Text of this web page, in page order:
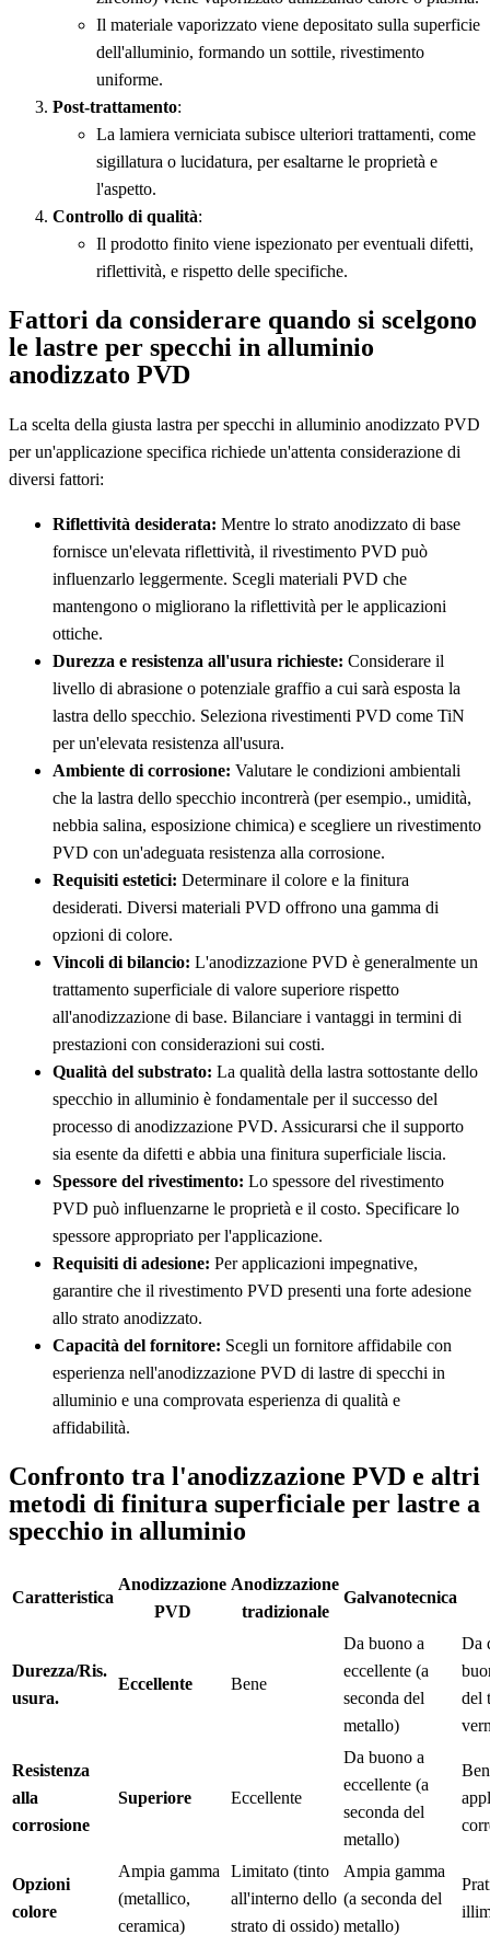
Il materiale vaporizzato viene depositato sulla superficie
dell'alluminio, formando un sottile, rivestimento
uniforme.
Post-trattamento:
La lamiera verniciata subisce ulteriori trattamenti, come
sigillatura o lucidatura, per esaltarne le proprietà e
l'aspetto.
Controllo di qualità:
Il prodotto finito viene ispezionato per eventuali difetti,
riflettività, e rispetto delle specifiche.
Fattori da considerare quando si scelgono
le lastre per specchi in alluminio
anodizzato PVD
La scelta della giusta lastra per specchi in alluminio anodizzato PVD
per un'applicazione specifica richiede un'attenta considerazione di
diversi fattori:
Riflettività desiderata: Mentre lo strato anodizzato di base
fornisce un'elevata riflettività, il rivestimento PVD può
influenzarlo leggermente. Scegli materiali PVD che
mantengono o migliorano la riflettività per le applicazioni
ottiche.
Durezza e resistenza all'usura richieste: Considerare il
livello di abrasione o potenziale graffio a cui sarà esposta la
lastra dello specchio. Seleziona rivestimenti PVD come TiN
per un'elevata resistenza all'usura.
Ambiente di corrosione: Valutare le condizioni ambientali
che la lastra dello specchio incontrerà (per esempio., umidità,
nebbia salina, esposizione chimica) e scegliere un rivestimento
PVD con un'adeguata resistenza alla corrosione.
Requisiti estetici: Determinare il colore e la finitura
desiderati. Diversi materiali PVD offrono una gamma di
opzioni di colore.
Vincoli di bilancio: L'anodizzazione PVD è generalmente un
trattamento superficiale di valore superiore rispetto
all'anodizzazione di base. Bilanciare i vantaggi in termini di
prestazioni con considerazioni sui costi.
Qualità del substrato: La qualità della lastra sottostante dello
specchio in alluminio è fondamentale per il successo del
processo di anodizzazione PVD. Assicurarsi che il supporto
sia esente da difetti e abbia una finitura superficiale liscia.
Spessore del rivestimento: Lo spessore del rivestimento
PVD può influenzarne le proprietà e il costo. Specificare lo
spessore appropriato per l'applicazione.
Requisiti di adesione: Per applicazioni impegnative,
garantire che il rivestimento PVD presenti una forte adesione
allo strato anodizzato.
Capacità del fornitore: Scegli un fornitore affidabile con
esperienza nell'anodizzazione PVD di lastre di specchi in
alluminio e una comprovata esperienza di qualità e
affidabilità.
Confronto tra l'anodizzazione PVD e altri
metodi di finitura superficiale per lastre a
specchio in alluminio
Caratteristica
Anodizzazione
PVD
Anodizzazione
tradizionale
Galvanotecnica
Durezza/Ris.
usura.
Eccellente Bene
Da buono a
eccellente (a
seconda del
metallo)
Da
del
Resistenza
alla
corrosione
Superiore Eccellente
Da buono a
eccellente (a
seconda del
metallo)
Opzioni
colore
Ampia gamma
(metallico,
ceramica)
Limitato (tinto
all'interno dello
strato di ossido)
Ampia gamma
(a seconda del
metallo)